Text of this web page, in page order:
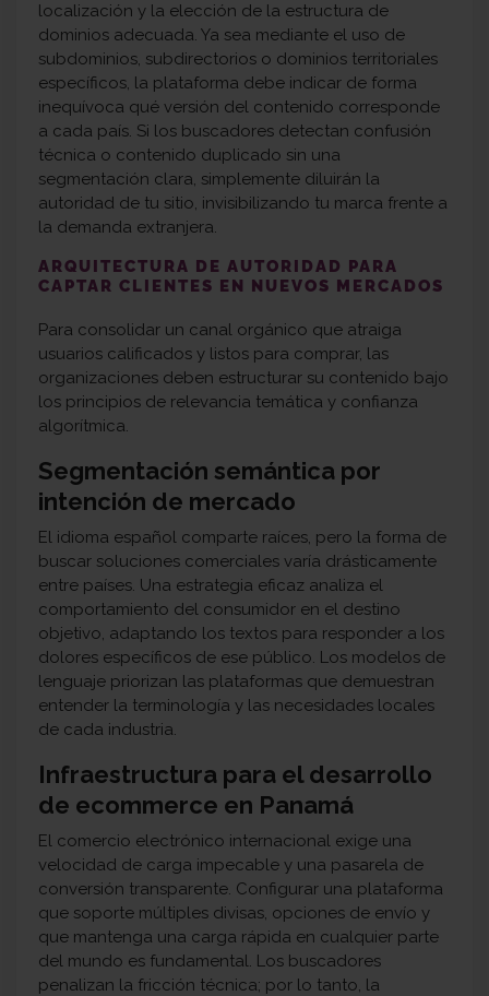
localización y la elección de la estructura de
dominios adecuada. Ya sea mediante el uso de
subdominios, subdirectorios o dominios territoriales
específicos, la plataforma debe indicar de forma
inequívoca qué versión del contenido corresponde
a cada país. Si los buscadores detectan confusión
técnica o contenido duplicado sin una
segmentación clara, simplemente diluirán la
autoridad de tu sitio, invisibilizando tu marca frente a
la demanda extranjera.
ARQUITECTURA DE AUTORIDAD PARA
CAPTAR CLIENTES EN NUEVOS MERCADOS
Para consolidar un canal orgánico que atraiga
usuarios calificados y listos para comprar, las
organizaciones deben estructurar su contenido bajo
los principios de relevancia temática y confianza
algorítmica.
Segmentación semántica por
intención de mercado
El idioma español comparte raíces, pero la forma de
buscar soluciones comerciales varía drásticamente
entre países. Una estrategia eficaz analiza el
comportamiento del consumidor en el destino
objetivo, adaptando los textos para responder a los
dolores específicos de ese público. Los modelos de
lenguaje priorizan las plataformas que demuestran
entender la terminología y las necesidades locales
de cada industria.
Infraestructura para el desarrollo
de ecommerce en Panamá
El comercio electrónico internacional exige una
velocidad de carga impecable y una pasarela de
conversión transparente. Configurar una plataforma
que soporte múltiples divisas, opciones de envío y
que mantenga una carga rápida en cualquier parte
del mundo es fundamental. Los buscadores
penalizan la fricción técnica; por lo tanto, la